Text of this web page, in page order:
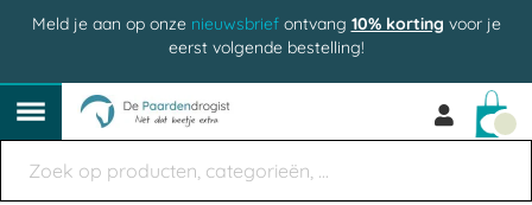
Meld je aan op onze nieuwsbriefontvang 10% korting voor je
eerst volgende bestelling!